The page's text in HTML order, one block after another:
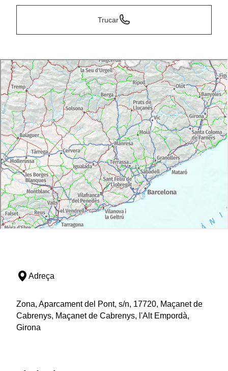
Trucar
Adreça
Zona, Aparcament del Pont, s/n, 17720, Maçanet de
Cabrenys, Maçanet de Cabrenys, l'Alt Empordà,
Girona